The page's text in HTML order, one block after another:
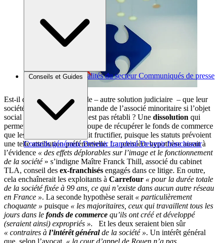
Brèves et actus Actualités du secteur Communiqués de presse
Conseils et Guides
Conseils généraux Devenir franchisé Devenir franchiseur
Est-il de même envisageable – autre solution judiciaire – que leur
société soit dissoute à la demande de l’associé minoritaire si l’objet
social exclusif Carrefour n’est pas rétabli ? Une dissolution qui
permettrait à la filiale du groupe de récupérer le fonds de commerce
que les ex-franchisés ont fait fructifier, puisque les statuts prévoient
une telle attribution préférentielle. La première hypothèse aurait à
l’évidence « des effets déplorables sur l’image et le fonctionnement
de la société » s’indigne Maître Franck Thill, associé du cabinet
TLA, conseil des ex-franchisés engagés dans ce litige. En outre,
cela enchaînerait les exploitants à Carrefour « pour la durée totale
de la société fixée à 99 ans, ce qui n’existe dans aucun autre réseau
en France ». La seconde hypothèse serait « particulièrement
choquante » puisque « les majoritaires, ceux qui travaillent tous les
jours dans le fonds de commerce qu’ils ont créé et développé
(seraient ainsi) expropriés ». Et les deux seraient bien sûr
« contraires à l’intérêt généralde la société ». Un intérêt général
que, selon l’avocat, « la cour d’appel de Rouen n’a pas